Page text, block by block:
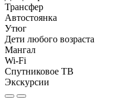
Трансфер
Автостоянка
Утюг
Дети любого возраста
Мангал
Wi-Fi
Спутниковое ТВ
Экскурсии